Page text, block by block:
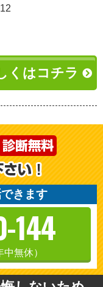
くはコチラ
きます
144
無休）